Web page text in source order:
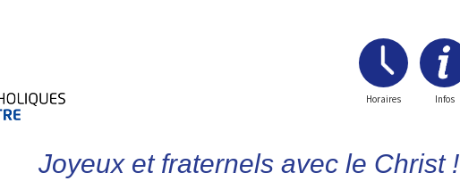
Horaires Infos
Joyeux et fraternels avec le Christ !